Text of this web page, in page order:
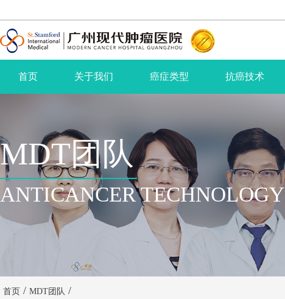
首页 关于我们 癌症类型 抗癌技术
MDT团队
ANTICANCER TECHNOLOGY
首页 / MDT团队 /